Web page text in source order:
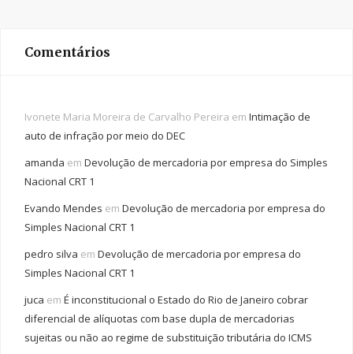
Comentários
Ivonete Maria Moreira de Carvalho Pereira em Intimação de
auto de infração por meio do DEC
amanda em Devolução de mercadoria por empresa do Simples
Nacional CRT 1
Evando Mendes em Devolução de mercadoria por empresa do
Simples Nacional CRT 1
pedro silva em Devolução de mercadoria por empresa do
Simples Nacional CRT 1
juca em É inconstitucional o Estado do Rio de Janeiro cobrar
diferencial de alíquotas com base dupla de mercadorias
sujeitas ou não ao regime de substituição tributária do ICMS